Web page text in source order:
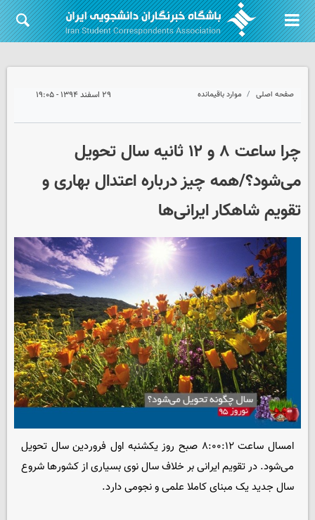
صفحه اصلی موارد باقیمانده ۲۹ اسفند ۱۳۹۴ - ۱۹:۰۵
چرا ساعت ۸ و ۱۲ ثانیه سال تحویل
می‌شود؟/همه چیز درباره اعتدال بهاری و
تقویم شاهکار ایرانی‌ها
امسال ساعت ۸:۰۰:۱۲ صبح روز یکشنبه اول فروردین سال تحویل
می‌شود. در تقویم ایرانی بر خلاف سال نوی بسیاری از کشورها شروع
سال جدید یک مبنای کاملا علمی و نجومی دارد.